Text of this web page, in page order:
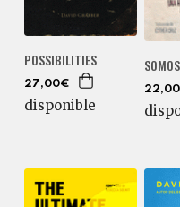
POSSIBILITIES
27,00€
disponible